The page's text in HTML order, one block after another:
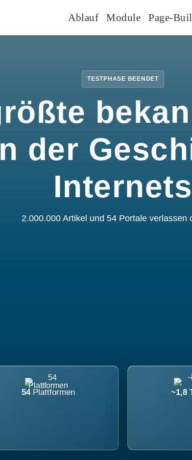
Ablauf Module Page-
TESTPHASE BEENDET
der
Internets
2.000.000 Artikel und 54 Portale verlassen
54 Plattformen ~1,8